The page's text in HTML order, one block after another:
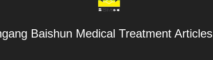
Baishun Medical Treatment Articles